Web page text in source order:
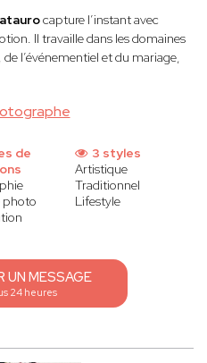
capture l’instant avec
Il travaille dans les domaines
l’événementiel et du mariage,
de
photo
3 styles
Artistique
Traditionnel
Lifestyle
UN MESSAGE
24 heures